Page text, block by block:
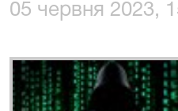
05 червня 2023,